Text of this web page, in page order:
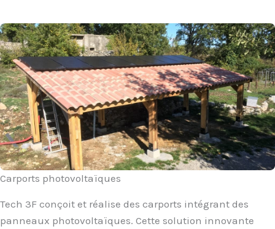
Carports photovoltaïques
Tech 3F conçoit et réalise des carports intégrant des
panneaux photovoltaïques. Cette solution innovante